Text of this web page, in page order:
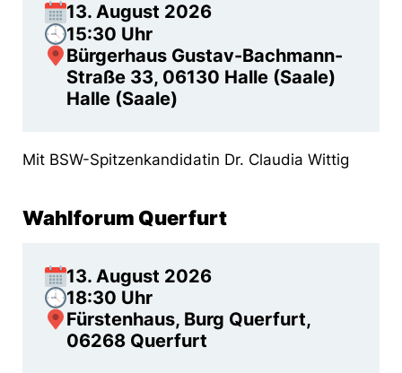
13. August 2026
15:30 Uhr
Bürgerhaus Gustav-Bachmann-
Straße 33, 06130 Halle (Saale)
Halle (Saale)
Mit BSW-Spitzenkandidatin Dr. Claudia Wittig
Wahlforum Querfurt
13. August 2026
18:30 Uhr
Fürstenhaus, Burg Querfurt,
06268 Querfurt